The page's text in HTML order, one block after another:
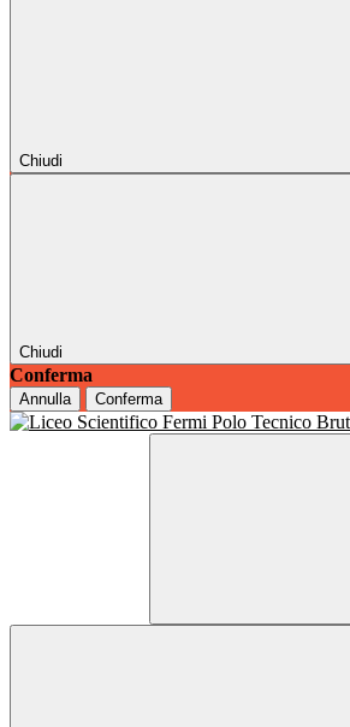
Chiudi
Chiudi
Conferma
Annulla Conferma